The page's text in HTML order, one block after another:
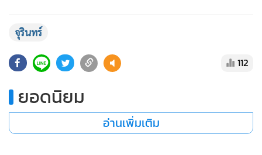
จุรินทร์
112
ยอดนิยม
อ่านเพิ่มเติม